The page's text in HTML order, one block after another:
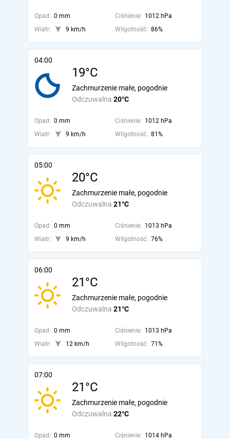
Opad: 0 mm Ciśnienie: 1012 hPa
Wiatr:
9 km/h Wilgotność: 86%
04:00
19°C
Odczuwalna 20°C
Zachmurzenie małe, pogodnie
Opad: 0 mm Ciśnienie: 1012 hPa
Wiatr:
9 km/h Wilgotność: 81%
05:00
20°C
Odczuwalna 21°C
Zachmurzenie małe, pogodnie
Opad: 0 mm Ciśnienie: 1013 hPa
Wiatr:
9 km/h Wilgotność: 76%
06:00
21°C
Odczuwalna 21°C
Zachmurzenie małe, pogodnie
Opad: 0 mm Ciśnienie: 1013 hPa
Wiatr:
12 km/h Wilgotność: 71%
07:00
21°C
Odczuwalna 22°C
Zachmurzenie małe, pogodnie
Opad: 0 mm Ciśnienie: 1014 hPa